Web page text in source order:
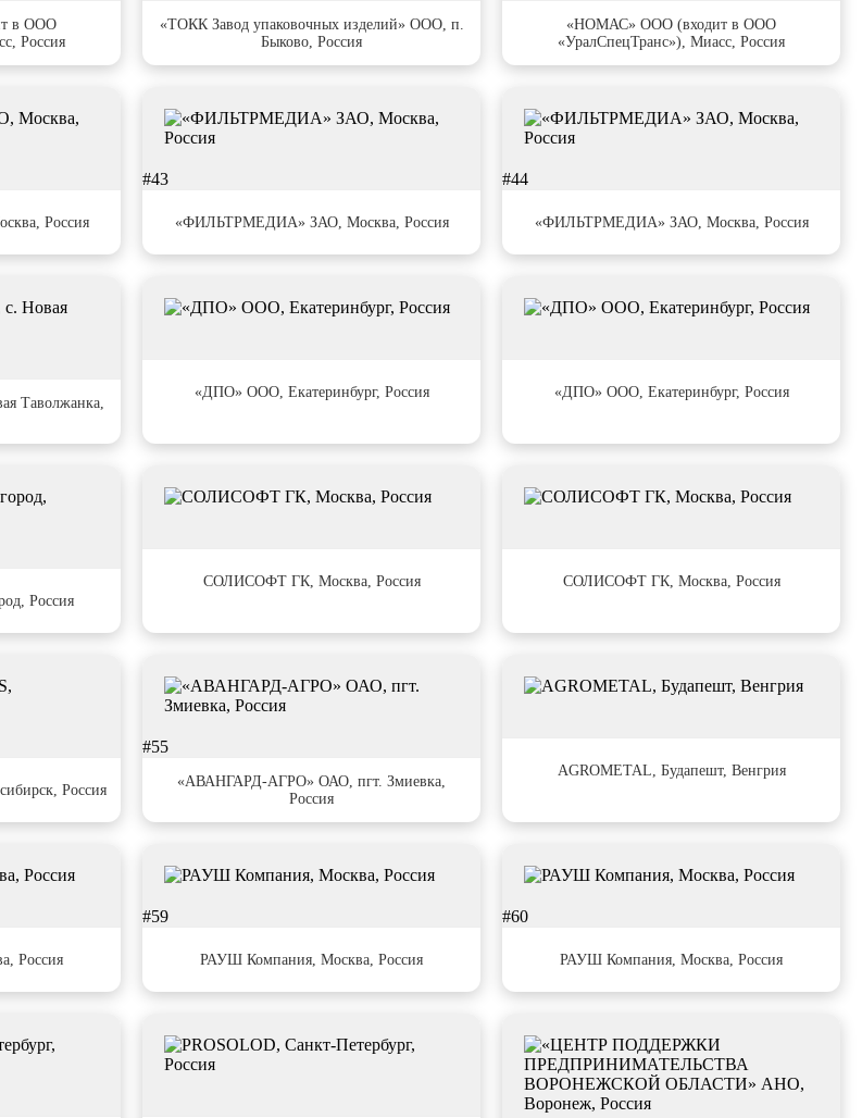
в ООО
Россия
«ТОКК Завод упаковочных изделий» ООО, п.
Быково, Россия
«НОМАС» ООО (входит в ООО
«УралСпецТранс»), Миасс, Россия
Россия
#43
«ФИЛЬТРМЕДИА» ЗАО, Москва, Россия
#44
«ФИЛЬТРМЕДИА» ЗАО, Москва, Россия
Таволжанка,
«ДПО» ООО, Екатеринбург, Россия «ДПО» ООО, Екатеринбург, Россия
Россия
СОЛИСОФТ ГК, Москва, Россия СОЛИСОФТ ГК, Москва, Россия
Россия
#55
«АВАНГАРД-АГРО» ОАО, пгт. Змиевка,
Россия
AGROMETAL, Будапешт, Венгрия
Россия
#59
РАУШ Компания, Москва, Россия
#60
РАУШ Компания, Москва, Россия